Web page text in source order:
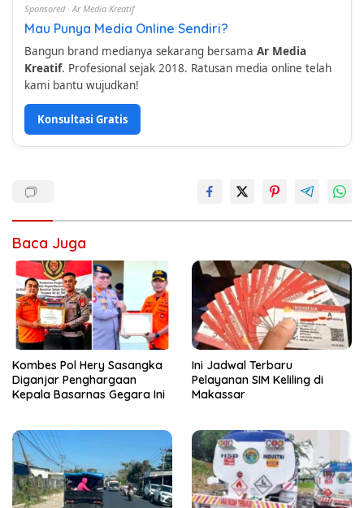
Sponsored · Ar Media Kreatif
Mau Punya Media Online Sendiri?
Bangun brand medianya sekarang bersama Ar Media
Kreatif. Profesional sejak 2018. Ratusan media online telah
kami bantu wujudkan!
Konsultasi Gratis
Baca Juga
Kombes Pol Hery Sasangka
Diganjar Penghargaan
Kepala Basarnas Gegara Ini
Ini Jadwal Terbaru
Pelayanan SIM Keliling di
Makassar